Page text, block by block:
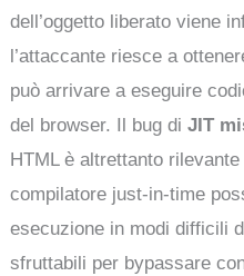
dell’oggetto liberato viene
l’attaccante riesce a
può arrivare a eseguire
del browser. Il bug diJIT
HTML è altrettanto
compilatore just-in-time
esecuzione in modi difficili
sfruttabili per bypassare